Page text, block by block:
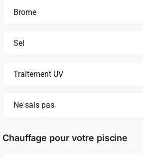
Brome
Sel
Traitement UV
Ne sais pas
Chauffage pour votre piscine